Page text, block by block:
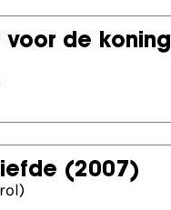
voor de koning
(2007)